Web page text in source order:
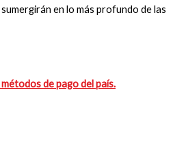
en lo más profundo de las
de pago del país.